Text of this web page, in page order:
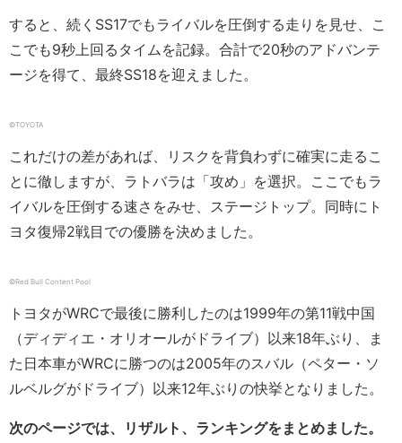
すると、続くSS17でもライバルを圧倒する走りを見せ、こ
こでも9秒上回るタイムを記録。合計で20秒のアドバンテ
ージを得て、最終SS18を迎えました。
©︎TOYOTA
これだけの差があれば、リスクを背負わずに確実に走るこ
とに徹しますが、ラトバラは「攻め」を選択。ここでもラ
イバルを圧倒する速さをみせ、ステージトップ。同時にト
ヨタ復帰2戦目での優勝を決めました。
©︎Red Bull Content Pool
トヨタがWRCで最後に勝利したのは1999年の第11戦中国
（ディディエ・オリオールがドライブ）以来18年ぶり、ま
た日本車がWRCに勝つのは2005年のスバル（ペター・ソ
ルベルグがドライブ）以来12年ぶりの快挙となりました。
次のページでは、リザルト、ランキングをまとめました。